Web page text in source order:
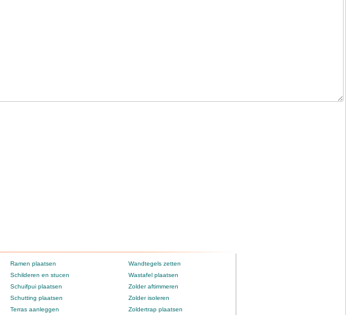
Ramen plaatsen
Schilderen en stucen
Schuifpui plaatsen
Schutting plaatsen
Terras aanleggen
Wandtegels zetten
Wastafel plaatsen
Zolder aftimmeren
Zolder isoleren
Zoldertrap plaatsen